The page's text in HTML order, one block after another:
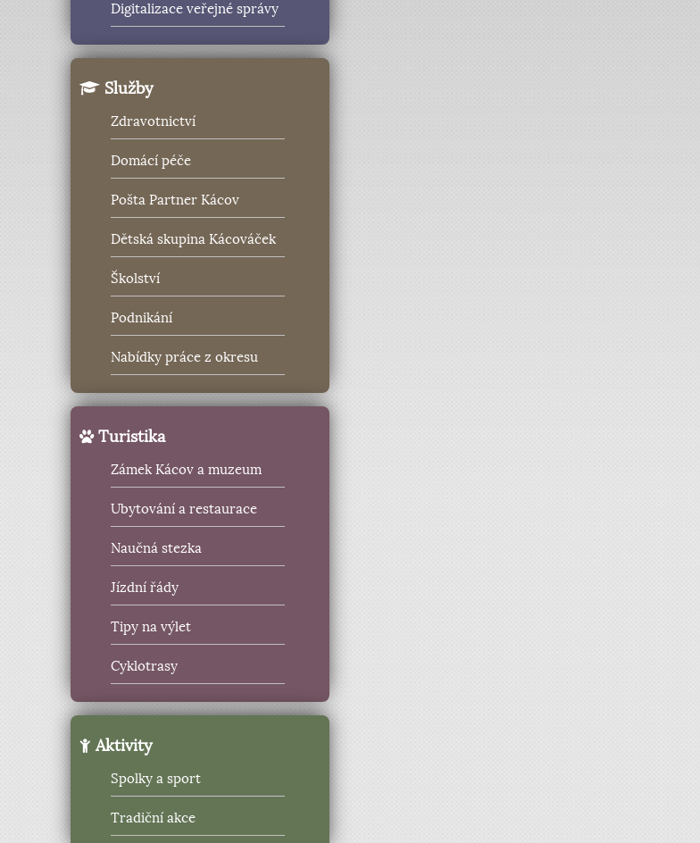
Digitalizace veřejné správy
Služby
Zdravotnictví
Domácí péče
Pošta Partner Kácov
Dětská skupina Kácováček
Školství
Podnikání
Nabídky práce z okresu
Turistika
Zámek Kácov a muzeum
Ubytování a restaurace
Naučná stezka
Jízdní řády
Tipy na výlet
Cyklotrasy
Aktivity
Spolky a sport
Tradiční akce